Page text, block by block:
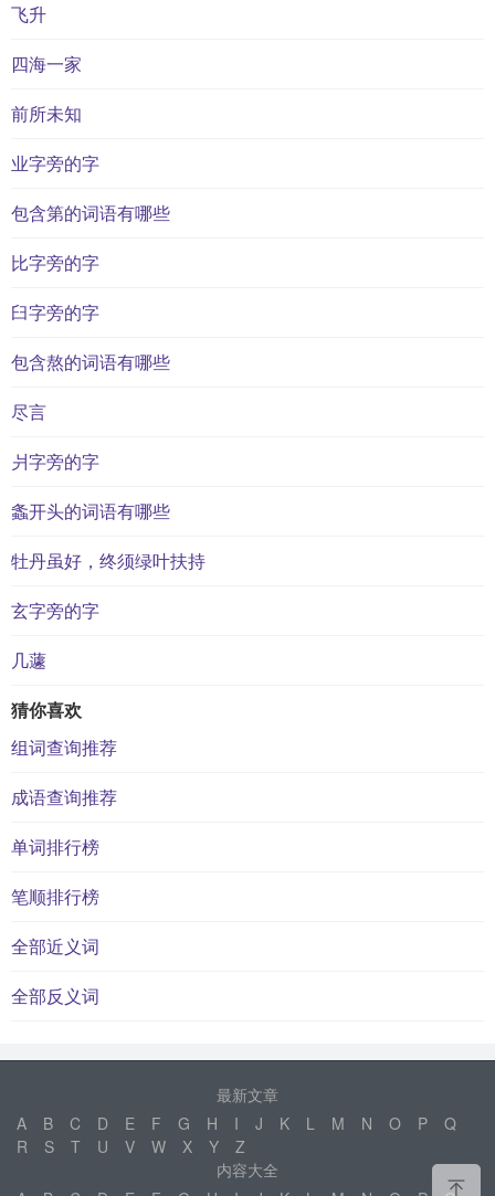
飞升
四海一家
前所未知
业字旁的字
包含第的词语有哪些
比字旁的字
臼字旁的字
包含熬的词语有哪些
尽言
爿字旁的字
螽开头的词语有哪些
牡丹虽好，终须绿叶扶持
玄字旁的字
几蘧
猜你喜欢
组词查询推荐
成语查询推荐
单词排行榜
笔顺排行榜
全部近义词
全部反义词
最新文章
A
B C D E F G H I J K L M N O P
Q
R
S T U V W X Y
Z
内容大全